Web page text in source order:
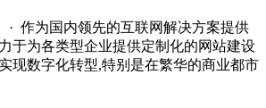
· 作为国内领先的互联网解决方案提供
于为各类型企业提供定制化的网站建设
现数字化转型,特别是在繁华的商业都市